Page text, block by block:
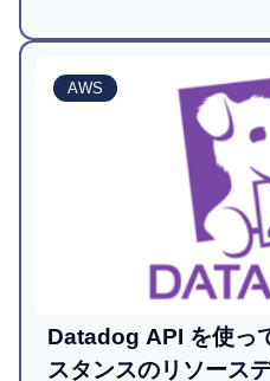
AWS
Datadog API を使っ
スタンスのリソース